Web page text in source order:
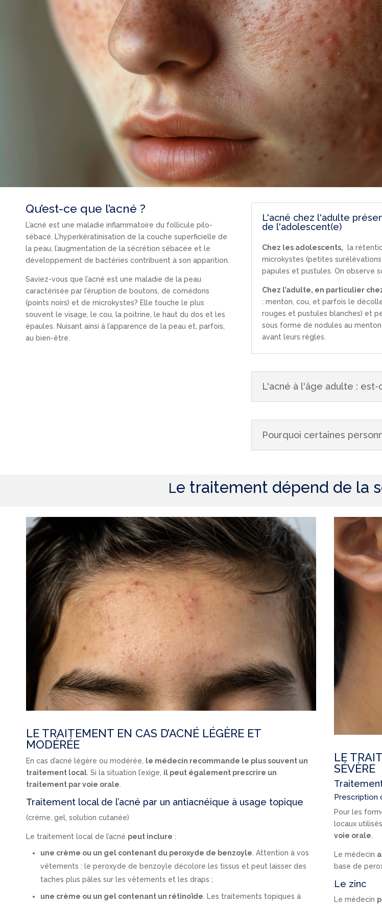
Qu’est-ce que l’acné ?
L’acné est une maladie inflammatoire du follicule pilo-
sébacé. L’hyperkératinisation de la couche superficielle de
la peau, l’augmentation de la sécrétion sébacée et le
développement de bactéries contribuent à son apparition.
Saviez-vous que l’acné est une maladie de la peau
caractérisée par l’éruption de boutons, de comédons
(points noirs) et de microkystes? Elle touche le plus
souvent le visage, le cou, la poitrine, le haut du dos et les
épaules. Nuisant ainsi à l’apparence de la peau et, parfois,
au bien-être.
L'acné chez l'adulte
de l'adolescent(e)
Chez les adolescents, la
microkystes (petites
papules et pustules. On observe
Chez l’adulte, en particulier
: menton, cou, et parfois le
rouges et pustules blanches) et
sous forme de nodules au
avant leurs règles.
L'acné à l'âge adulte :
Pourquoi certaines
Le traitement dépend de la
LE TRAITEMENT EN CAS D’ACNÉ LÉGÈRE ET
MODÉRÉE
En cas d’acné légère ou modérée,
le médecin recommande le plus souvent un
traitement local . Si la situation l’exige, il peut également prescrire un
traitement par voie orale
Traitement local de l’acné par un antiacnéique à usage topique
(crème, gel, solution cutanée)
Le traitement local de l’acné peut inclure :
une crème ou un gel contenant du peroxyde de benzoyle . Attention à vos
vêtements : le peroxyde de benzoyle décolore les tissus et peut laisser des
taches plus pâles sur les vêtements et les draps ;
une crème ou un gel contenant un rétinoïde . Les traitements topiques à
LE
SÉVÈRE
Prescription
Pour les
locaux
voie orale.
Le médecin
base de
Le zinc
Le médecin